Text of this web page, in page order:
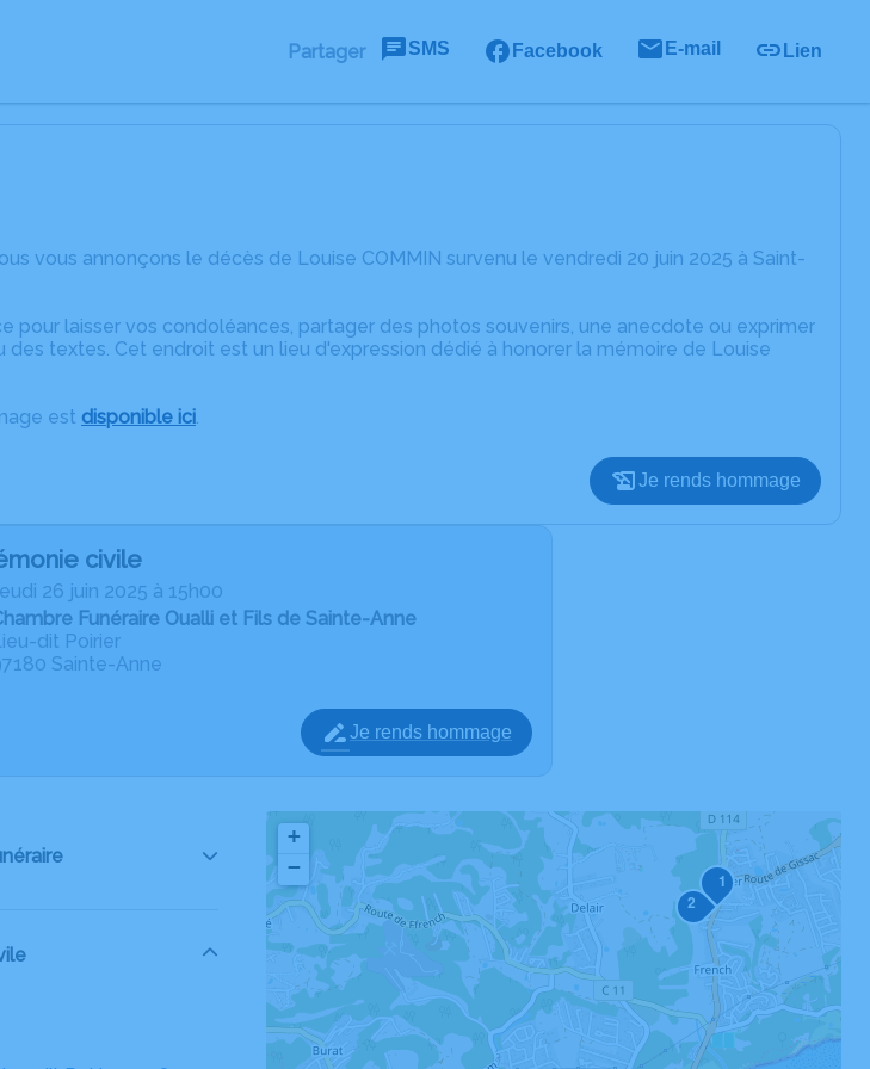
Partager SMS Facebook E-mail Lien
vous annonçons le décès de Louise COMMIN survenu le vendredi 20 juin 2025 à Saint-
pour laisser vos condoléances, partager des photos souvenirs, une anecdote ou exprimer
textes. Cet endroit est un lieu d'expression dédié à honorer la mémoire de Louise
est disponible ici.
Je rends hommage
civile
jeudi 26 juin 2025 à 15h00
Funéraire Oualli et Fils de Sainte-Anne
dit Poirier
Sainte-Anne
Je rends hommage
1
2
+
−